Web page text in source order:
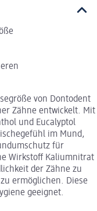
von Dontodent
Zähne entwickelt. Mit
und Eucalyptol
im Mund,
für
Wirkstoff Kaliumnitrat
der Zähne zu
ermöglichen. Diese
geeignet.